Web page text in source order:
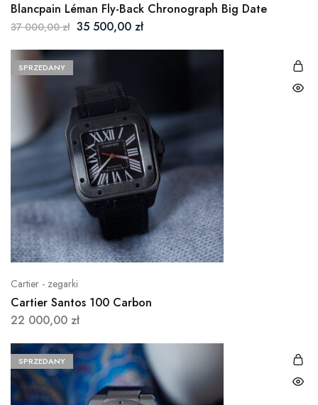
Blancpain Léman Fly-Back Chronograph Big Date
37 000,00zł Pierwotna
wynosiła:
37
000,00 zł.
35 500,00 złAktualna
SPRZEDANY
Cartier - zegarki
Cartier Santos 100 Carbon
22 000,00 zł
SPRZEDANY